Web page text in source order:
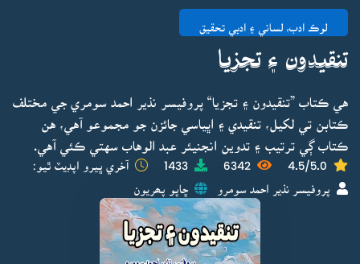
لوڪ ادب، لساني ۽ ادبي تحقيق
تنقيدون ۽ تجزيا
هي ڪتاب ”تنقيدون ۽ تجزيا“ پروفيسر نذير احمد سومري جي مختلف
ڪتابن تي لکيل، تنقيدي ۽ اڀياسي جائزن جو مجموعو آهي، هن
ڪتاب ڳي ترتيب ۽ تدوين انجنيئر عبد الوهاب سهتي ڪئي آهي.
4.5/5.0
6342
1433 آخري ڀيرو اپڊيٽ ٿيو:
پروفيسر نذير احمد سومرو ڇاپو پھريون